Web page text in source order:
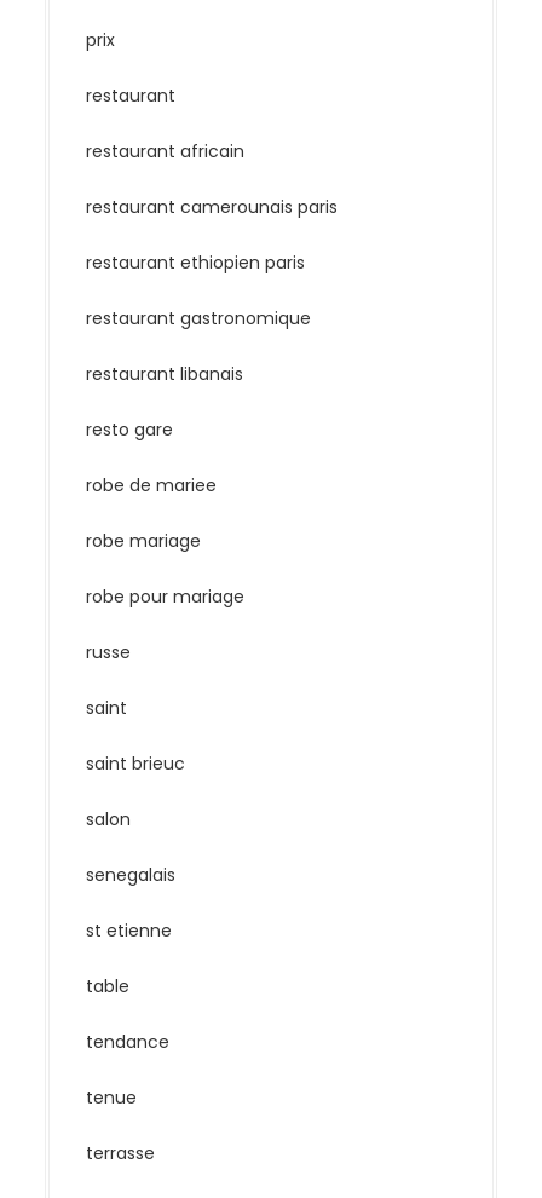
prix
restaurant
restaurant africain
restaurant camerounais paris
restaurant ethiopien paris
restaurant gastronomique
restaurant libanais
resto gare
robe de mariee
robe mariage
robe pour mariage
russe
saint
saint brieuc
salon
senegalais
st etienne
table
tendance
tenue
terrasse